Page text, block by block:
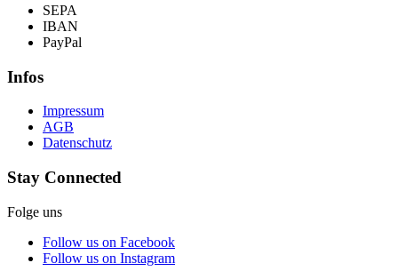
SEPA
IBAN
PayPal
Infos
Impressum
AGB
Datenschutz
Stay Connected
Folge uns
Follow us on Facebook
Follow us on Instagram